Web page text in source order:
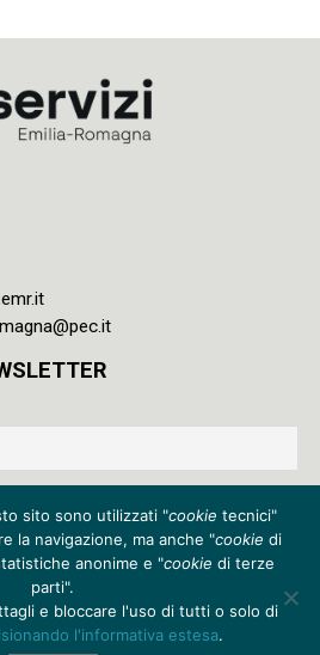
sito sono utilizzati "cookie tecnici"
la navigazione, ma anche "cookie di
anonime e "cookie di terze
parti".
e bloccare l'uso di tutti o solo di
l'informativa estesa.